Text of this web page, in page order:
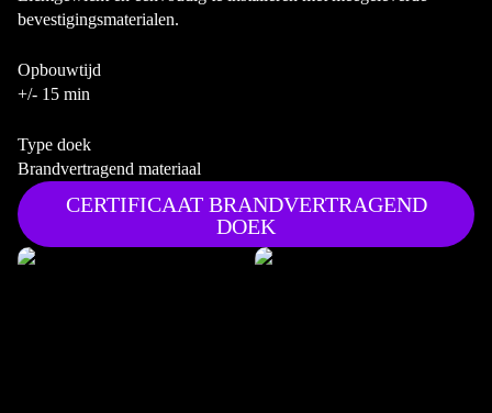
bevestigingsmaterialen.
Opbouwtijd
+/- 15 min
Type doek
Brandvertragend materiaal
CERTIFICAAT BRANDVERTRAGEND
DOEK